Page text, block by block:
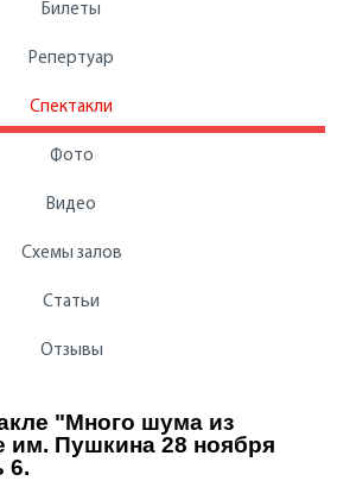
Билеты
Репертуар
Спектакли
Фото
Видео
Схемы залов
Статьи
Отзывы
"Много шума из
им. Пушкина 28 ноября
6.